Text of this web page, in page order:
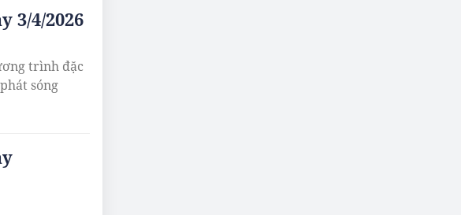
3/4/2026
trình đặc
sóng